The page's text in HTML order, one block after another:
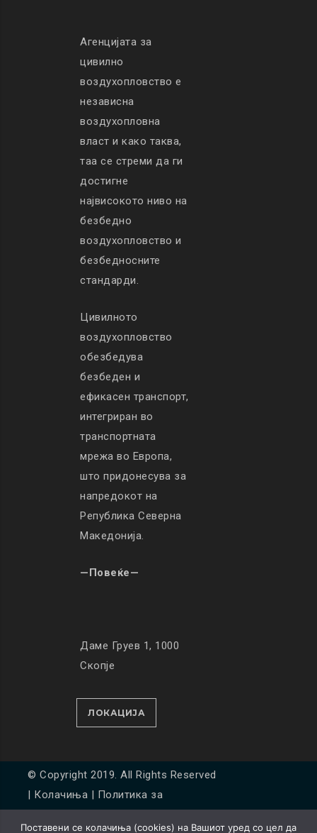
Агенцијата за
цивилно
воздухопловство е
независна
воздухопловна
власт и како таква,
таа се стреми да ги
достигне
највисокото ниво на
безбедно
воздухопловство и
безбедносните
стандарди.
Цивилното
воздухопловство
обезбедува
безбеден и
ефикасен транспорт,
интегриран во
транспортната
мрежа во Европа,
што придонесува за
напредокот на
Република Северна
Македонија.
—Повеќе—
Даме Груев 1, 1000
Скопје
ЛОКАЦИЈА
© Copyright 2019. All Rights Reserved
| Колачиња | Политика за
Поставени се колачиња (cookies) на Вашиот уред со цел да